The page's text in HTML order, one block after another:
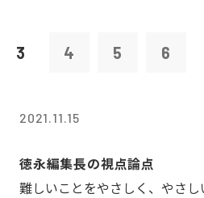
3 4 5 6
2021.11.15
徳永編集長の視点論点
難しいことをやさしく、やさし